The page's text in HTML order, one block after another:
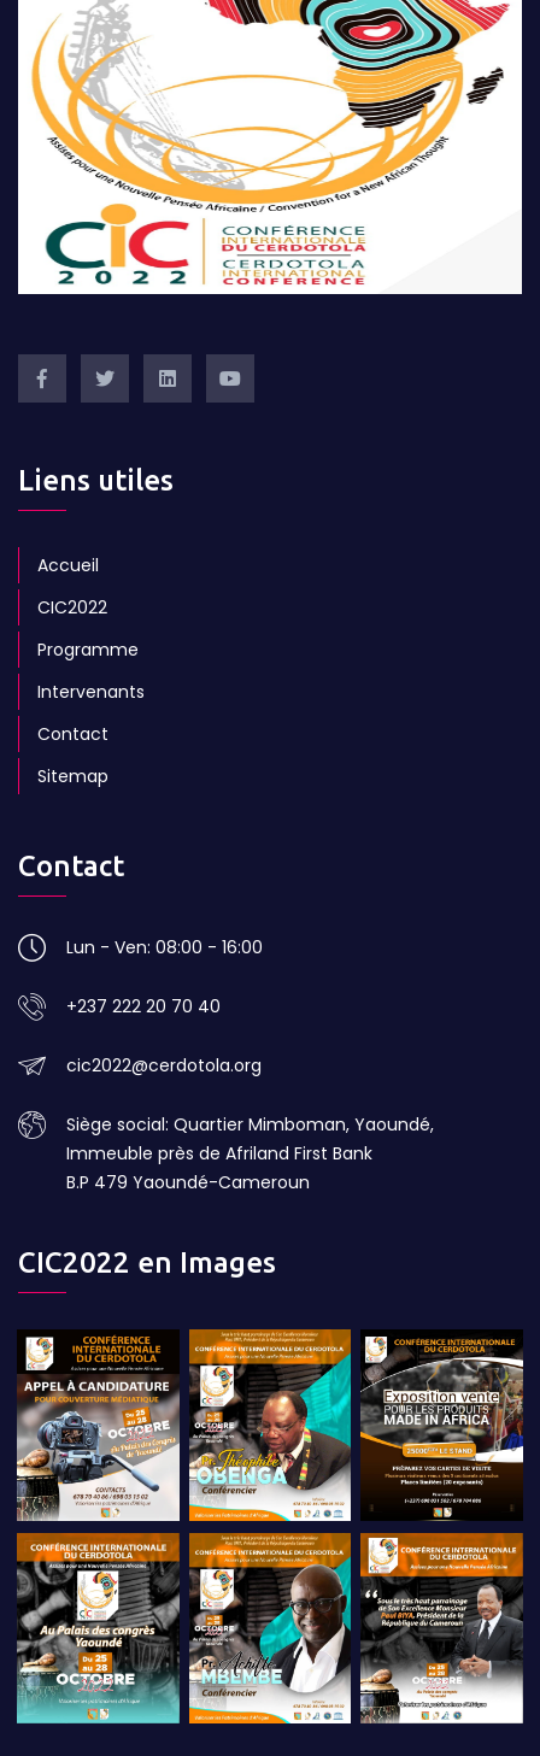
Liens utiles
Accueil
CIC2022
Programme
Intervenants
Contact
Sitemap
Contact
Lun - Ven: 08:00 - 16:00
+237 222 20 70 40
cic2022@cerdotola.org
Siège social: Quartier Mimboman, Yaoundé,
Immeuble près de Afriland First Bank
B.P 479 Yaoundé-Cameroun
CIC2022 en Images